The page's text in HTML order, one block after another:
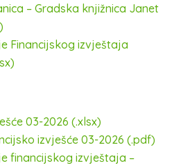
– Gradska knjižnica Janet
Financijskog izvještaja
03-2026 (.xlsx)
izvješće 03-2026 (.pdf)
financijskog izvještaja –